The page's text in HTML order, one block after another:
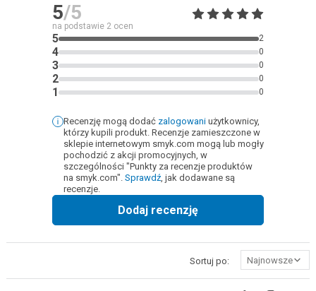
5/5
na podstawie 2 ocen
5 2
4 0
3 0
2 0
1 0
Recenzję mogą dodać zalogowani użytkownicy,
którzy kupili produkt. Recenzje zamieszczone w
sklepie internetowym smyk.com mogą lub mogły
pochodzić z akcji promocyjnych, w
szczególności "Punkty za recenzje produktów
na smyk.com". Sprawdź, jak dodawane są
recenzje.
Dodaj recenzję
Sortuj po: Najnowsze